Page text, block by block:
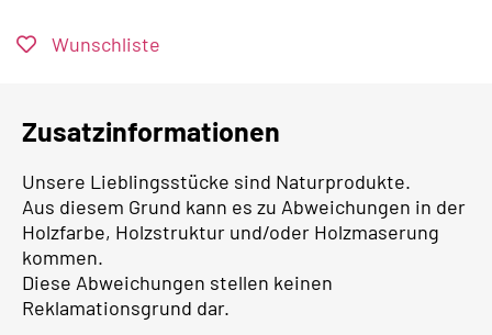
Wunschliste
Zusatzinformationen
Unsere Lieblingsstücke sind Naturprodukte.
Aus diesem Grund kann es zu Abweichungen in der
Holzfarbe, Holzstruktur und/oder Holzmaserung
kommen.
Diese Abweichungen stellen keinen
Reklamationsgrund dar.